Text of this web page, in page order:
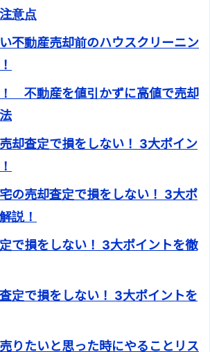
意点
不動産売却前のハウスクリーニン
不動産を値引かずに高値で売却
却査定で損をしない！ 3大ポイン
の売却査定で損をしない！ 3大ポ
説！
で損をしない！ 3大ポイントを徹
定で損をしない！ 3大ポイントを
りたいと思った時にやることリス